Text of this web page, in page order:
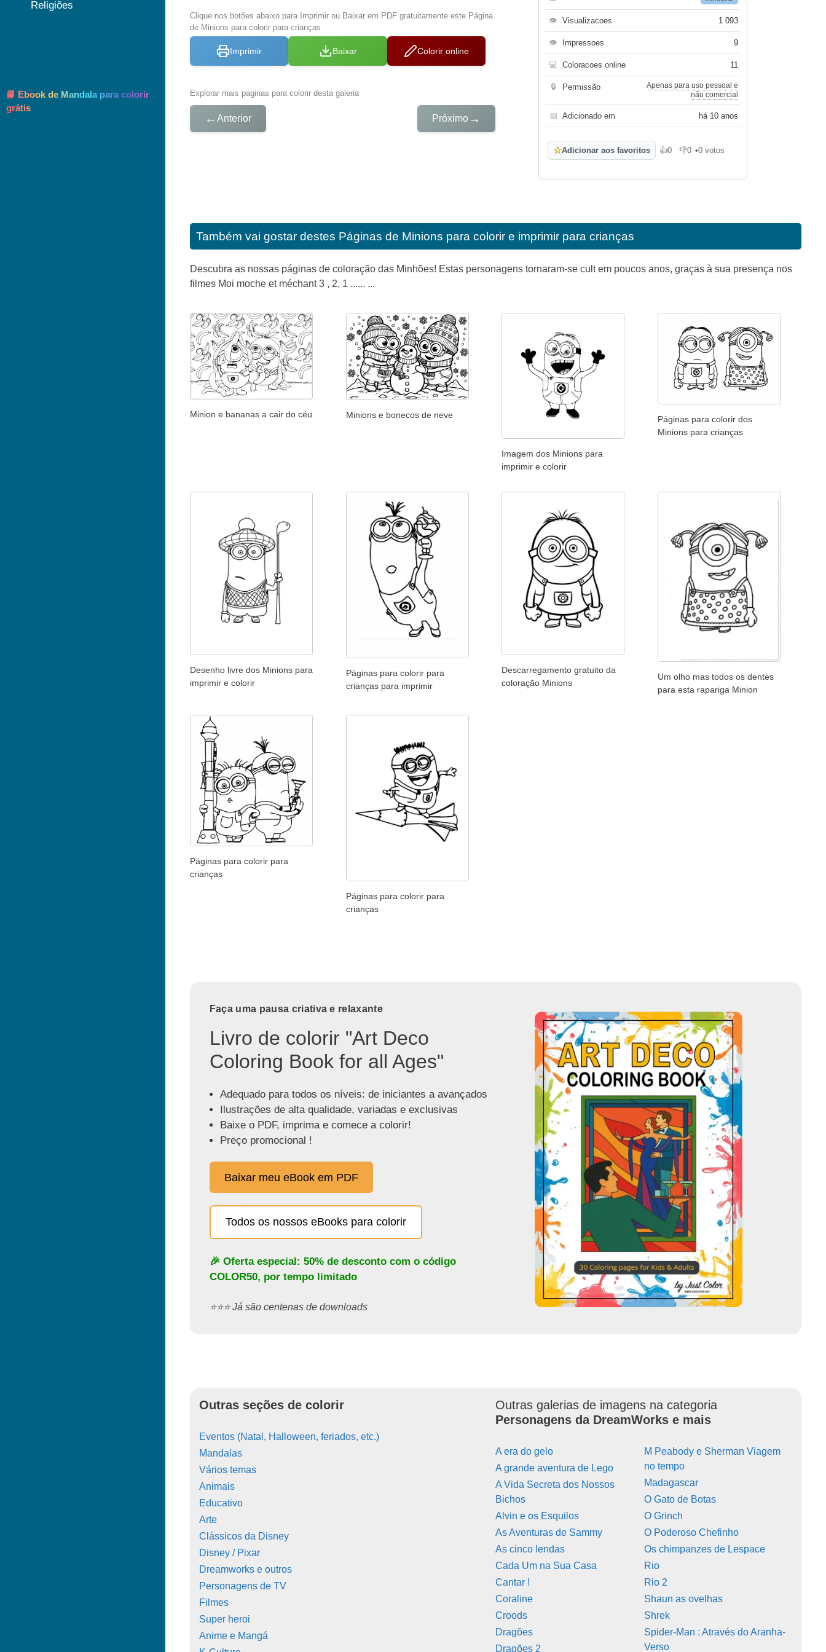
Clique nos botões abaixo para Imprimir ou Baixar em PDF gratuitamente este Página
de Minions para colorir para crianças
Imprimir Baixar Colorir online
Explorar mais páginas para colorir desta galeria
← Anterior Próximo →
👁 Visualizacoes 1 093
👁 Impressoes 9
💻 Coloracoes online 11
🔒 Permissão
Apenas para uso pessoal e
não comercial
📅 Adicionado em há 10 anos
☆Adicionar aos favoritos 👍0
Gosto 👎0
Não gosto
•0 votos
Também vai gostar destes Páginas de Minions para colorir e imprimir para crianças
Descubra as nossas páginas de coloração das Minhões! Estas personagens tornaram-se cult em poucos anos, graças à sua presença nos
filmes Moi moche et méchant 3 , 2, 1 ...... ...
Minion e bananas a cair do céu Minions e bonecos de neve
Imagem dos Minions para
imprimir e colorir
Páginas para colorir dos
Minions para crianças
Desenho livre dos Minions para
imprimir e colorir
Páginas para colorir para
crianças para imprimir
Descarregamento gratuito da
coloração Minions
Um olho mas todos os dentes
para esta rapariga Minion
Páginas para colorir para
crianças
Páginas para colorir para
crianças
Faça uma pausa criativa e relaxante
Livro de colorir "Art Deco
Coloring Book for all Ages"
Adequado para todos os níveis: de iniciantes a avançados
Ilustrações de alta qualidade, variadas e exclusivas
Baixe o PDF, imprima e comece a colorir!
Preço promocional !
Baixar meu eBook em PDF
Todos os nossos eBooks para colorir
🎉 Oferta especial: 50% de desconto com o código
COLOR50, por tempo limitado
⭐️⭐️⭐️ Já são centenas de downloads
Outras seções de colorir
Eventos (Natal, Halloween, feriados, etc.)
Mandalas
Vários temas
Animais
Educativo
Arte
Clássicos da Disney
Disney / Pixar
Dreamworks e outros
Personagens de TV
Filmes
Super heroi
Anime e Mangá
Outras galerias de imagens na categoria
Personagens da DreamWorks e mais
A era do gelo
A grande aventura de Lego
A Vida Secreta dos Nossos
Bichos
Alvin e os Esquilos
As Aventuras de Sammy
As cinco lendas
Cada Um na Sua Casa
Cantar !
Coraline
Croods
Dragões
Dragões 2
M Peabody e Sherman Viagem
no tempo
Madagascar
O Gato de Botas
O Grinch
O Poderoso Chefinho
Os chimpanzes de Lespace
Rio
Rio 2
Shaun as ovelhas
Shrek
Spider-Man : Através do Aranha-
Verso
Religiões
📘 Ebook de Mandala para colorir
grátis